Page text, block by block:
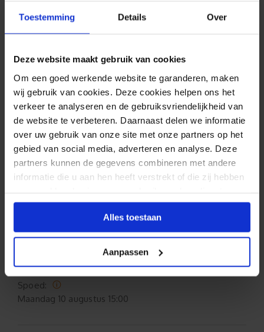
Toestemming Details Over
Deze website maakt gebruik van cookies
Om een goed werkende website te garanderen, maken
wij gebruik van cookies. Deze cookies helpen ons het
verkeer te analyseren en de gebruiksvriendelijkheid van
de website te verbeteren. Daarnaast delen we informatie
over uw gebruik van onze site met onze partners op het
gebied van social media, adverteren en analyse. Deze
partners kunnen de gegevens combineren met andere
informatie die u aan hen heeft verstrekt of die zij hebben
Alles toestaan
Aanpassen
Levering
Standaard:
Donderdag
13 augustus
Spoed:
Dinsdag11 augustus
12 augustus 17:00
Spoed:
Maandag 10 augustus 15:00